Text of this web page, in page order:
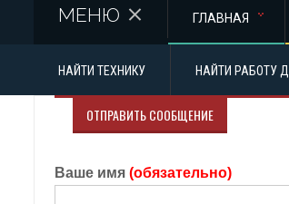
МЕНЮ ГЛАВНАЯ
НАЙТИ ТЕХНИКУ НАЙТИ РАБОТУ
ОТПРАВИТЬ СООБЩЕНИЕ
Ваше имя (обязательно)